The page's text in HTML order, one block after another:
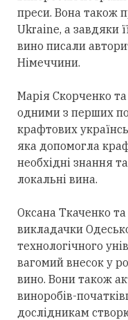
преси. Вона також
Ukraine, а завдяки
вино писали
Німеччини.
Марія Скорченко
одними з перших
крафтових
яка допомогла
необхідні знання
локальні вина.
Оксана Ткаченко
викладачки
технологічного
вагомий внесок у
вино. Вони також
виноробів-
дослідникам